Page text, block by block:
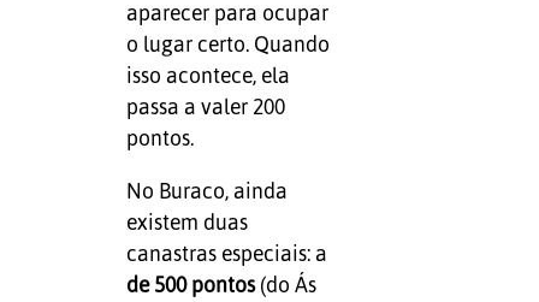
aparecer para ocupar
o lugar certo. Quando
isso acontece, ela
passa a valer 200
pontos.
No Buraco, ainda
existem duas
canastras especiais: a
de 500 pontos(do Ás